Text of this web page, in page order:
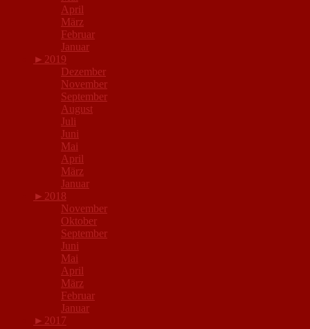
April
März
Februar
Januar
► 2019
Dezember
November
September
August
Juli
Juni
Mai
April
März
Januar
► 2018
November
Oktober
September
Juni
Mai
April
März
Februar
Januar
► 2017